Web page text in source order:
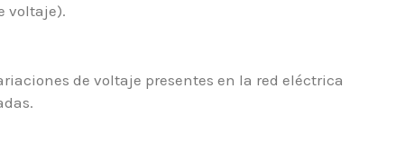
voltaje).
de voltaje presentes en la red eléctrica